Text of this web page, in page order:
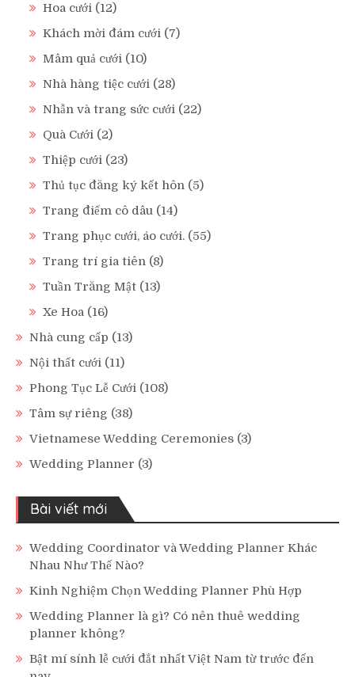
Hoa cưới (12)
Khách mời đám cưới (7)
Mâm quả cưới (10)
Nhà hàng tiệc cưới (28)
Nhẫn và trang sức cưới (22)
Quà Cưới (2)
Thiệp cưới (23)
Thủ tục đăng ký kết hôn (5)
Trang điểm cô dâu (14)
Trang phục cưới, áo cưới. (55)
Trang trí gia tiên (8)
Tuần Trăng Mật (13)
Xe Hoa (16)
Nhà cung cấp (13)
Nội thất cưới (11)
Phong Tục Lễ Cưới (108)
Tâm sự riêng (38)
Vietnamese Wedding Ceremonies (3)
Wedding Planner (3)
Bài viết mới
Wedding Coordinator và Wedding Planner Khác
Nhau Như Thế Nào?
Kinh Nghiệm Chọn Wedding Planner Phù Hợp
Wedding Planner là gì? Có nên thuê wedding
planner không?
Bật mí sính lễ cưới đắt nhất Việt Nam từ trước đến